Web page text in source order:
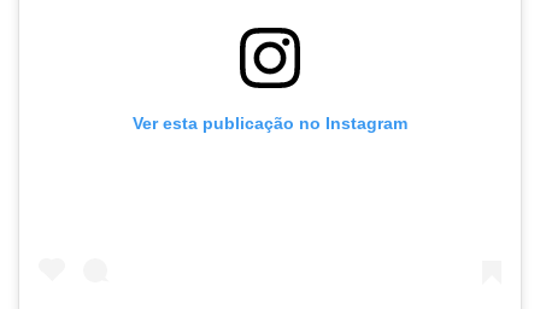
Ver esta publicação no Instagram